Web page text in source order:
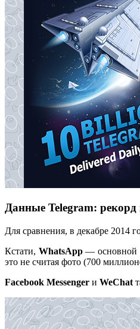
Данные Telegram: рекорд
Для сравнения, в декабре 2014
Кстати, WhatsApp— основной
это не считая фото (700
Facebook Messenger и WeChat